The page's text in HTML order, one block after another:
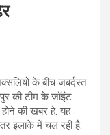
के बीच जबर्दस्त
की टीम के जॉइंट
की खबर हे. यह
इलाके में चल रही है.